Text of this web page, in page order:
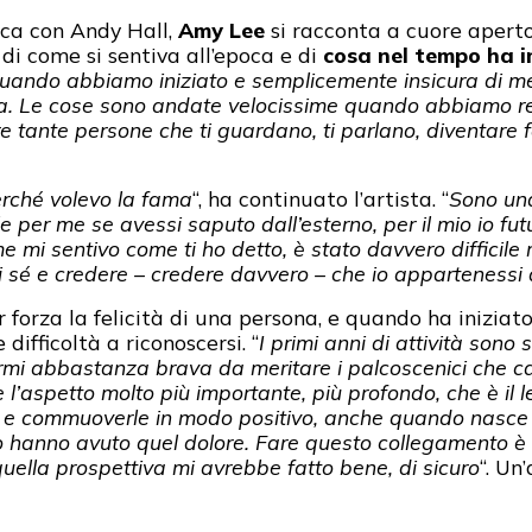
con Andy Hall, Amy Lee si racconta a cuore
come si sentiva all’epoca e di cosa nel tempo ha
abbiamo iniziato e semplicemente insicura di
Le cose sono andate velocissime quando abbiamo
tante persone che ti guardano, ti parlano, diventare
volevo la fama“, ha continuato l’artista. “Sono
per me se avessi saputo dall’esterno, per il mio io
mi sentivo come ti ho detto, è stato davvero
e credere – credere davvero – che io
la felicità di una persona, e quando ha
a riconoscersi. “I primi anni di attività sono
abbastanza brava da meritare i palcoscenici che
molto più importante, più profondo, che è il
commuoverle in modo positivo, anche quando
avuto quel dolore. Fare questo collegamento
prospettiva mi avrebbe fatto bene, di sicuro“.